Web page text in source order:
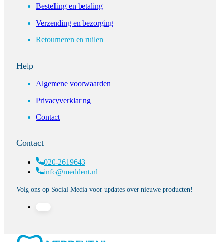
Bestelling en betaling
Verzending en bezorging
Retourneren en ruilen
Help
Algemene voorwaarden
Privacyverklaring
Contact
Contact
020-2619643
info@meddent.nl
Volg ons op Social Media voor updates over nieuwe producten!